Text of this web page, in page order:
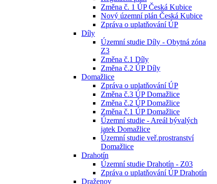
Změna č. 1 ÚP Česká Kubice
Nový územní plán Česká Kubice
Zpráva o uplatňování ÚP
Díly
Územní studie Díly - Obytná zóna
Z3
Změna č.1 Díly
Změna č.2 ÚP Díly
Domažlice
Zpráva o uplatňování ÚP
Změna č.3 ÚP Domažlice
Změna č.2 ÚP Domažlice
Změna č.1 ÚP Domažlice
Územní studie - Areál bývalých
jatek Domažlice
Územní studie veř.prostranství
Domažlice
Drahotín
Územní studie Drahotín - Z03
Zpráva o uplatňování ÚP Drahotín
Draženov